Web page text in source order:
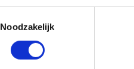
Noodzakelijk